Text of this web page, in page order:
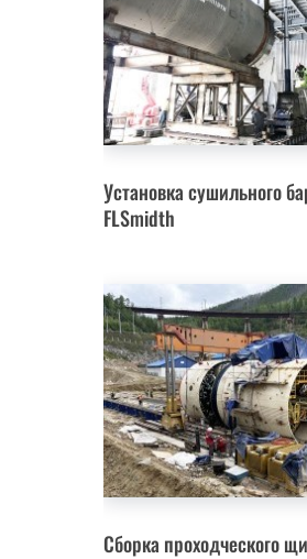
Установка сушильного
FLSmidth
Сборка проходческого